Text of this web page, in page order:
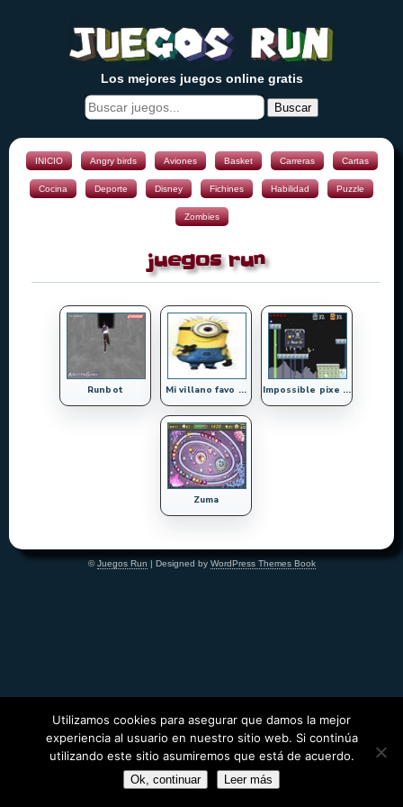
Los mejores juegos online gratis
Buscar
INICIO Angry birds Aviones Basket Carreras Cartas
Cocina Deporte Disney Fichines Habilidad Puzzle
Zombies
juegos run
Runbot Mi villano favo ... Impossible pixe ...
Zuma
©Juegos Run | Designed by WordPress Themes Book
Utilizamos cookies para asegurar que damos la mejor
experiencia al usuario en nuestro sitio web. Si continúa
utilizando este sitio asumiremos que está de acuerdo.
Ok, continuar Leer más